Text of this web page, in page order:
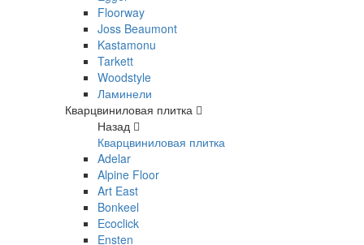
Floorway
Joss Beaumont
Kastamonu
Tarkett
Woodstyle
Ламинели
Кварцвиниловая плитка
Назад
Кварцвиниловая плитка
Adelar
Alpine Floor
Art East
Bonkeel
Ecoclick
Ensten